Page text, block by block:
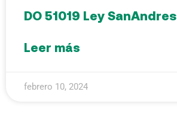
DO 51019 Ley SanAndres
Leer más
febrero 10, 2024